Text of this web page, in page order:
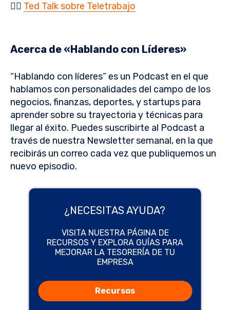
👉🏻 Ted Talk sobre Teletrabajo
Acerca de «Hablando con Líderes»
“Hablando con líderes” es un Podcast en el que
hablamos con personalidades del campo de los
negocios, finanzas, deportes, y startups para
aprender sobre su trayectoria y técnicas para
llegar al éxito. Puedes suscribirte al Podcast a
través de nuestra Newsletter semanal, en la que
recibirás un correo cada vez que publiquemos un
nuevo episodio.
¿NECESITAS AYUDA?
VISITA NUESTRA PÁGINA DE
RECURSOS Y EXPLORA GUÍAS PARA
MEJORAR LA TESORERÍA DE TU
EMPRESA
Recursos